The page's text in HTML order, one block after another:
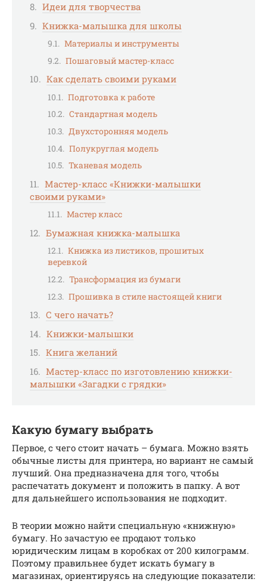
Идеи для творчества
Книжка-малышка для школы
Материалы и инструменты
Пошаговый мастер-класс
Как сделать своими руками
Подготовка к работе
Стандартная модель
Двухсторонняя модель
Полукруглая модель
Тканевая модель
Мастер-класс «Книжки-малышки
своими руками»
Мастер класс
Бумажная книжка-малышка
Книжка из листиков, прошитых
веревкой
Трансформация из бумаги
Прошивка в стиле настоящей книги
С чего начать?
Книжки-малышки
Книга желаний
Мастер-класс по изготовлению книжки-
малышки «Загадки с грядки»
Какую бумагу выбрать
Первое, с чего стоит начать – бумага. Можно взять
обычные листы для принтера, но вариант не самый
лучший. Она предназначена для того, чтобы
распечатать документ и положить в папку. А вот
для дальнейшего использования не подходит.
В теории можно найти специальную «книжную»
бумагу. Но зачастую ее продают только
юридическим лицам в коробках от 200 килограмм.
Поэтому правильнее будет искать бумагу в
магазинах, ориентируясь на следующие показатели: